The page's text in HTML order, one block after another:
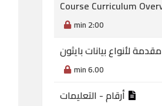
2:00 min
مقدمة لأنواع بيانات بايثون
6.00 min
أرقام - التعليمات